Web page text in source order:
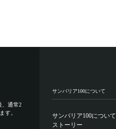
、通常2
す。
サンバリア100について
サンバリア100について
ストーリー